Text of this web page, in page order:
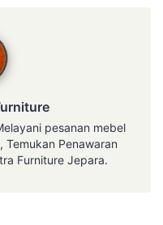
pesanan mebel
Temukan Penawaran
Furniture Jepara.